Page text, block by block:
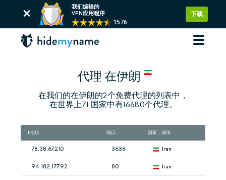
我们编辑的
VPN应用程序
1576
下载
代理 在伊朗
在我们的在伊朗的2个免费代理的列表中，
在世界上71 国家中有16680个代理。
IP地址 端口 国家，城市
78.38.67.210 3636 Iran
94.182.177.92 80 Iran